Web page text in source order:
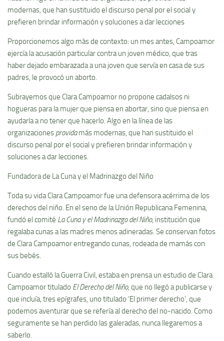
modernas, que han sustituido el discurso penal por el social y
prefieren brindar información y soluciones a dar lecciones
Proporcionemos algo más de contexto: un mes antes, Campoamor
ejercía la acusación particular contra un joven médico, que tras
haber dejado embarazada a una joven que servía en casa de sus
padres, le provocó un aborto.
Subrayemos que Clara Campoamor no propone cadalsos ni
hogueras para la mujer que piensa en abortar, sino que piensa en
ayudarla a no tener que hacerlo. Algo en la línea de las
organizaciones providamás modernas, que han sustituido el
discurso penal por el social y prefieren brindar información y
soluciones a dar lecciones.
Fundadora de La Cuna y el Madrinazgo del Niño
Toda su vida Clara Campoamor fue una defensora acérrima de los
derechos del niño. En el seno de la Unión Republicana Femenina,
fundó el comité La Cuna y el Madrinazgo del Niño, institución que
regalaba cunas a las madres menos adineradas. Se conservan fotos
de Clara Campoamor entregando cunas, rodeada de mamás con
sus bebés.
Cuando estalló la Guerra Civil, estaba en prensa un estudio de Clara
Campoamor titulado El Derecho del Niño, que no llegó a publicarse y
que incluía, tres epígrafes, uno titulado ‘El primer derecho’, que
podemos aventurar que se refería al derecho del no-nacido. Como
seguramente se han perdido las galeradas, nunca llegaremos a
saberlo.